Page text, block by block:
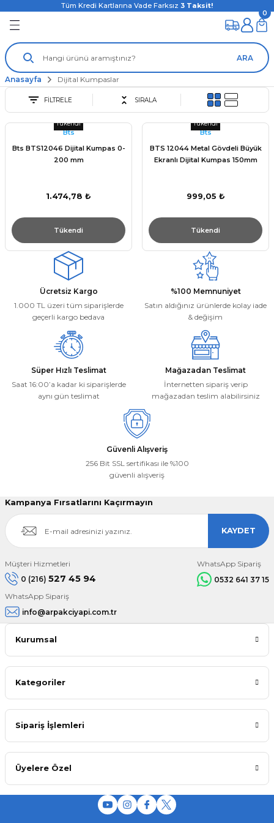
Tüm Kredi Kartlarına Vade Farksız 3 Taksit!
ARA
0
Anasayfa Dijital Kumpaslar
FİLTRELE SIRALA
Tükendi
Bts
Bts BTS12046 Dijital Kumpas 0-
200 mm
1.474,78 ₺
Tükendi
Tükendi
Bts
BTS 12044 Metal Gövdeli Büyük
Ekranlı Dijital Kumpas 150mm
999,05 ₺
Tükendi
Ücretsiz Kargo
1.000 TL üzeri tüm siparişlerde
geçerli kargo bedava
%100 Memnuniyet
Satın aldığınız ürünlerde kolay iade
& değişim
Süper Hızlı Teslimat
Saat 16:00’a kadar ki siparişlerde
aynı gün teslimat
Mağazadan Teslimat
İnternetten sipariş verip
mağazadan teslim alabilirsiniz
Güvenli Alışveriş
256 Bit SSL sertifikası ile %100
güvenli alışveriş
Kampanya Fırsatlarını Kaçırmayın
KAYDET
Müşteri Hizmetleri
0 (216) 527 45 94
WhatsApp Sipariş
0532 641 37 15
WhatsApp Sipariş
info@arpakciyapi.com.tr
Kurumsal
Kategoriler
Sipariş İşlemleri
Üyelere Özel